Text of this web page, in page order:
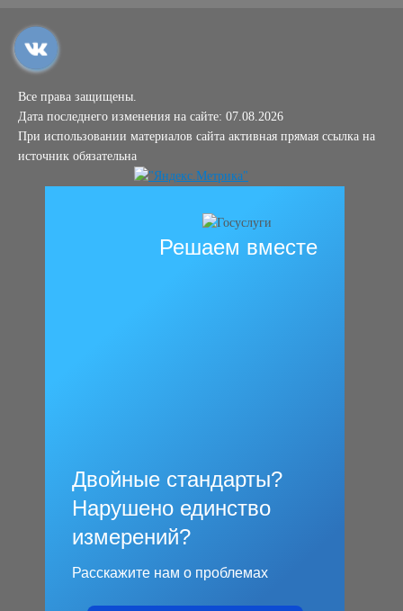
Все права защищены.
Дата последнего изменения на сайте: 07.08.2026
При использовании материалов сайта активная прямая ссылка на
источник обязательна
Решаем вместе
Двойные стандарты?
Нарушено единство
измерений?
Расскажите нам о проблемах